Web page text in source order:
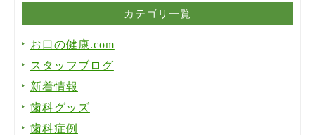
カテゴリ一覧
お口の健康.com
スタッフブログ
新着情報
歯科グッズ
歯科症例